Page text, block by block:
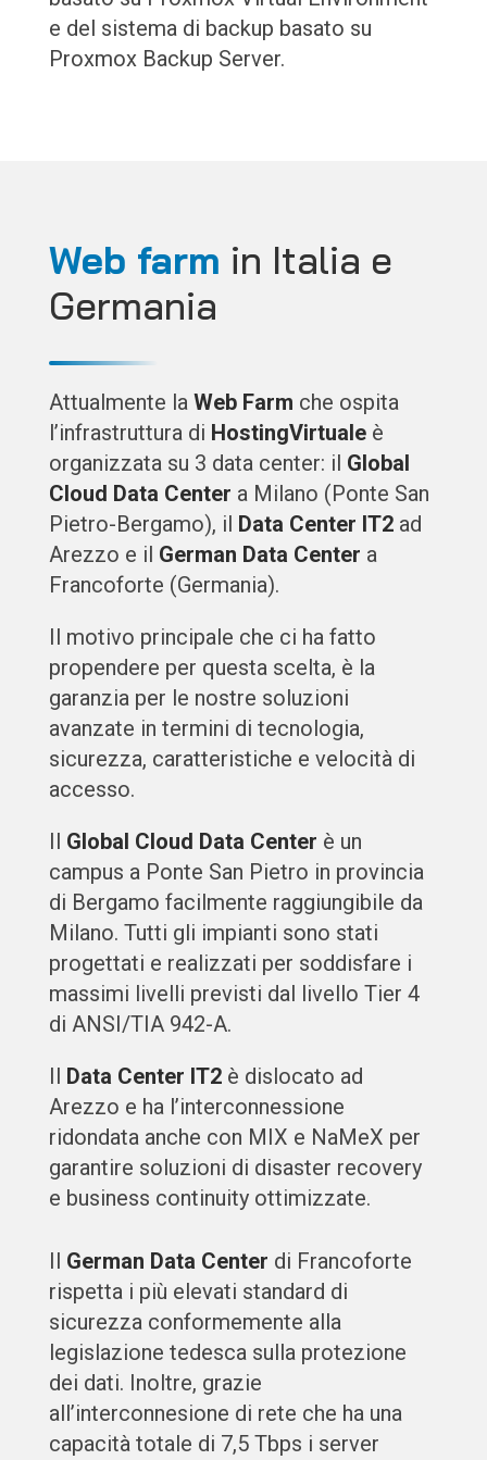
e del sistema di backup basato su
Proxmox Backup Server.
Web farm in Italia e
Germania
Attualmente la Web Farm che ospita
l’infrastruttura di HostingVirtuale è
organizzata su 3 data center: il Global
Cloud Data Center a Milano (Ponte San
Pietro-Bergamo), il Data Center IT2 ad
Arezzo e il German Data Center a
Francoforte (Germania).
Il motivo principale che ci ha fatto
propendere per questa scelta, è la
garanzia per le nostre soluzioni
avanzate in termini di tecnologia,
sicurezza, caratteristiche e velocità di
accesso.
Il Global Cloud Data Center è un
campus a Ponte San Pietro in provincia
di Bergamo facilmente raggiungibile da
Milano. Tutti gli impianti sono stati
progettati e realizzati per soddisfare i
massimi livelli previsti dal livello Tier 4
di ANSI/TIA 942-A.
Il Data Center IT2è dislocato ad
Arezzo e ha l’interconnessione
ridondata anche con MIX e NaMeX per
garantire soluzioni di disaster recovery
e business continuity ottimizzate.
Il German Data Center di Francoforte
rispetta i più elevati standard di
sicurezza conformemente alla
legislazione tedesca sulla protezione
dei dati. Inoltre, grazie
all’interconnesione di rete che ha una
capacità totale di 7,5 Tbps i server